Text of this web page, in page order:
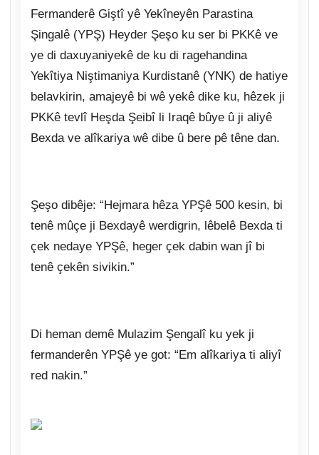
Fermanderê Giştî yê Yekîneyên Parastina
Şingalê (YPŞ) Heyder Şeşo ku ser bi PKKê ve
ye di daxuyaniyekê de ku di ragehandina
Yekîtiya Niştimaniya Kurdistanê (YNK) de hatiye
belavkirin, amajeyê bi wê yekê dike ku, hêzek ji
PKKê tevlî Heşda Şeibî li Iraqê bûye û ji aliyê
Bexda ve alîkariya wê dibe û bere pê têne dan.
Şeşo dibêje: “Hejmara hêza YPŞê 500 kesin, bi
tenê mûçe ji Bexdayê werdigrin, lêbelê Bexda ti
çek nedaye YPŞê, heger çek dabin wan jî bi
tenê çekên sivikin.”
Di heman demê Mulazim Şengalî ku yek ji
fermanderên YPŞê ye got: “Em alîkariya ti aliyî
red nakin.”